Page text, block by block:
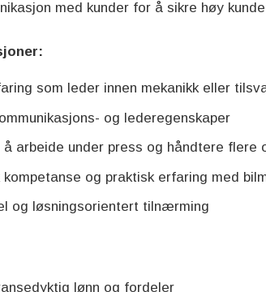
med kunder for å sikre høy
som leder innen mekanikk eller
og lederegenskaper
å arbeide under press og håndtere flere
kompetanse og praktisk erfaring med
og løsningsorientert tilnærming
lønn og fordeler